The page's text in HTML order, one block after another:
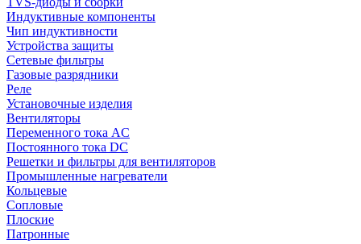
Индуктивные компоненты
Чип индуктивности
Устройства защиты
Сетевые фильтры
Газовые разрядники
Реле
Установочные изделия
Вентиляторы
Переменного тока AC
Постоянного тока DC
Решетки и фильтры для вентиляторов
Промышленные нагреватели
Кольцевые
Сопловые
Плоские
Патронные